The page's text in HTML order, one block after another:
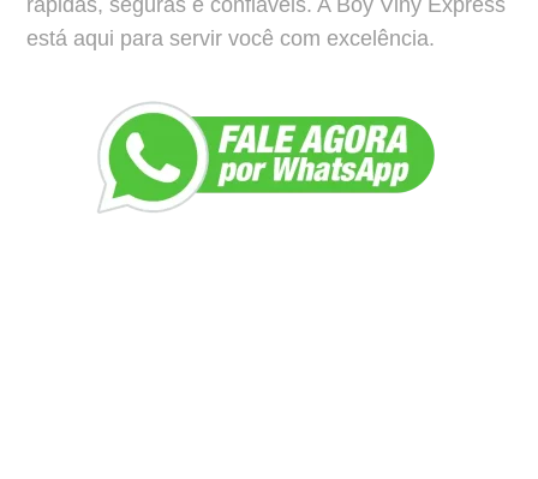
rápidas, seguras e confiáveis. A Boy Viny Express
está aqui para servir você com excelência.